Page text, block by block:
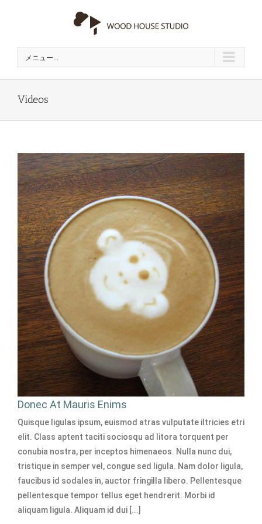
メニュー...
Videos
Donec At Mauris Enims
Quisque ligulas ipsum, euismod atras vulputate iltricies etri
elit. Class aptent taciti sociosqu ad litora torquent per
conubia nostra, per inceptos himenaeos. Nulla nunc dui,
tristique in semper vel, congue sed ligula. Nam dolor ligula,
faucibus id sodales in, auctor fringilla libero. Pellentesque
pellentesque tempor tellus eget hendrerit. Morbi id
aliquam ligula. Aliquam id dui [...]